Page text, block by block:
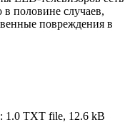
половине случаев,
повреждения в
1.0 TXT file, 12.6 kB